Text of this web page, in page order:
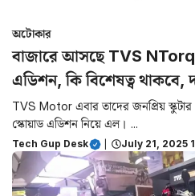
অটোকার
বাজারে আসছে TVS NTorq
এডিশন, কি বিশেষত্ব
TVS Motor এবার তাদের জনপ্রিয়
স্কোয়াড এডিশন নিয়ে এল। ...
Tech Gup Desk July 21, 2025